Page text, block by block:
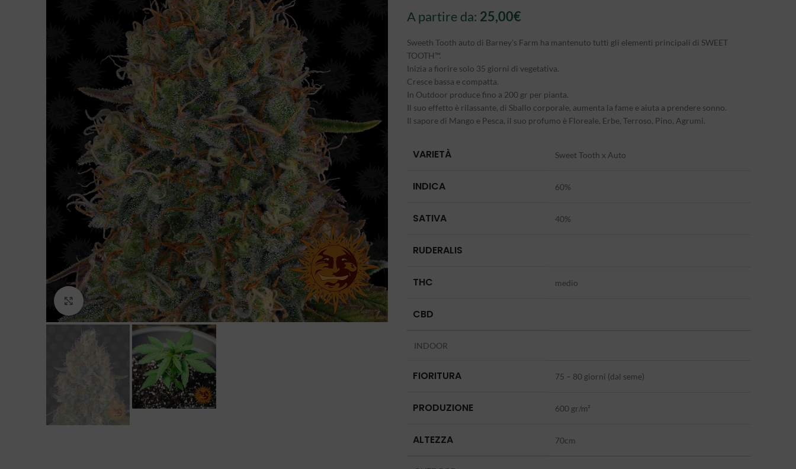
Click to enlarge
A partire da: 25,00€
Sweeth Tooth auto di Barney’s Farm ha mantenuto tutti gli elementi principali di SWEET
TOOTH™.
Inizia a fiorire solo 35 giorni di vegetativa.
Cresce bassa e compatta.
In Outdoor produce fino a 200 gr per pianta.
Il suo effetto è rilassante, di Sballo corporale, aumenta la fame e aiuta a prendere sonno.
Il sapore di Mango e Pesca, il suo profumo è Floreale, Erbe, Terroso, Pino, Agrumi.
VARIETÀ Sweet Tooth x Auto
INDICA 60%
SATIVA 40%
RUDERALIS
THC medio
CBD
INDOOR
FIORITURA 75 – 80 giorni (dal seme)
PRODUZIONE 600 gr/m²
ALTEZZA 70cm